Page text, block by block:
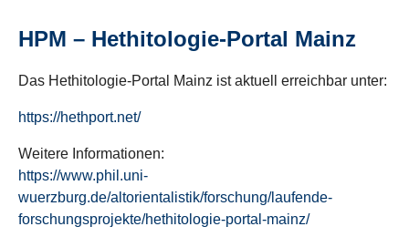
HPM – Hethitologie-Portal Mainz
Das Hethitologie-Portal Mainz ist aktuell erreichbar unter:
https://hethport.net/
Weitere Informationen:
https://www.phil.uni-
wuerzburg.de/altorientalistik/forschung/laufende-
forschungsprojekte/hethitologie-portal-mainz/